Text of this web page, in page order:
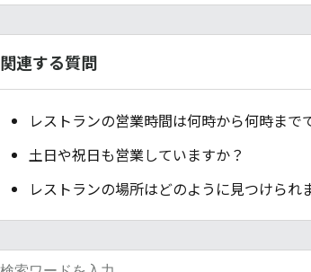
関連する質問
レストランの営業時間は何時から何時まで
土日や祝日も営業していますか？
レストランの場所はどのように見つけられ